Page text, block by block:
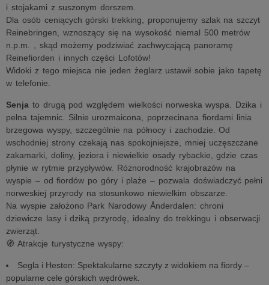
i stojakami z suszonym dorszem.
Dla osób ceniących górski trekking, proponujemy szlak na szczyt
Reinebringen, wznoszący się na wysokość niemal 500 metrów
n.p.m. , skąd możemy podziwiać zachwycającą panoramę
Reinefiorden i innych części Lofotów!
Widoki z tego miejsca nie jeden żeglarz ustawił sobie jako tapetę
w telefonie.
Senja to drugą pod względem wielkości norweska wyspa. Dzika i
pełna tajemnic. Silnie urozmaicona, poprzecinana fiordami linia
brzegowa wyspy, szczególnie na północy i zachodzie. Od
wschodniej strony czekają nas spokojniejsze, mniej uczęszczane
zakamarki, doliny, jeziora i niewielkie osady rybackie, gdzie czas
płynie w rytmie przypływów. Różnorodność krajobrazów na
wyspie – od fiordów po góry i plaże – pozwala doświadczyć pełni
norweskiej przyrody na stosunkowo niewielkim obszarze.
Na wyspie założono Park Narodowy Ånderdalen: chroni
dziewicze lasy i dziką przyrodę, idealny do trekkingu i obserwacji
zwierząt.
🧭 Atrakcje turystyczne wyspy:
Segla i Hesten: Spektakularne szczyty z widokiem na fiordy –
popularne cele górskich wędrówek.